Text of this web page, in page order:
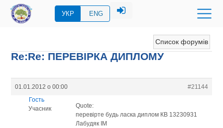
УКР ENG
Список форумів
Re:Re: ПЕРЕВIРКА ДИПЛОМУ
01.01.2012 о 00:00
#21144
Гость
Учасник
Quote:
перевірте будь ласка диплом КВ 13230931
Лабудяк ІМ